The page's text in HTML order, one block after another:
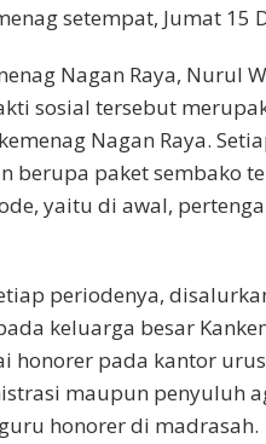
setempat, Jumat 15
Nagan Raya, Nurul
sosial tersebut
Nagan Raya.
berupa paket sembako
yaitu di awal,
periodenya,
keluarga besar
honorer pada kantor
maupun penyuluh
honorer di madrasah.